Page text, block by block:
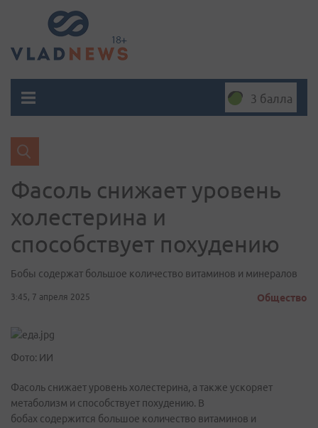
3 балла
Фасоль снижает уровень
холестерина и
способствует похудению
Бобы содержат большое количество витаминов и минералов
3:45, 7 апреля 2025 Общество
Фото: ИИ
Фасоль снижает уровень холестерина, а также ускоряет
метаболизм и способствует похудению. В
бобах содержится большое количество витаминов и